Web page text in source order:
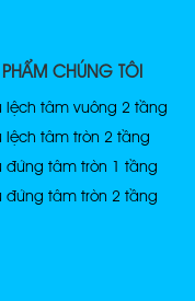
CHÚNG TÔI
lệch tâm vuông 2 tầng
lệch tâm tròn 2 tầng
đứng tâm tròn 1 tầng
đứng tâm tròn 2 tầng